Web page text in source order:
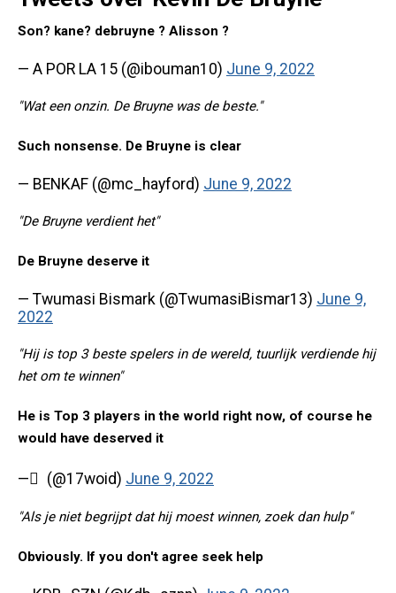
Son? kane? debruyne ? Alisson ?
— A POR LA 15 (@ibouman10) June 9, 2022
"Wat een onzin. De Bruyne was de beste."
Such nonsense. De Bruyne is clear
— BENKAF (@mc_hayford) June 9, 2022
"De Bruyne verdient het"
De Bruyne deserve it
— Twumasi Bismark (@TwumasiBismar13) June 9,
2022
"Hij is top 3 beste spelers in de wereld, tuurlijk verdiende hij
het om te winnen"
He is Top 3 players in the world right now, of course he
would have deserved it
— ً (@17woid) June 9, 2022
"Als je niet begrijpt dat hij moest winnen, zoek dan hulp"
Obviously. If you don't agree seek help